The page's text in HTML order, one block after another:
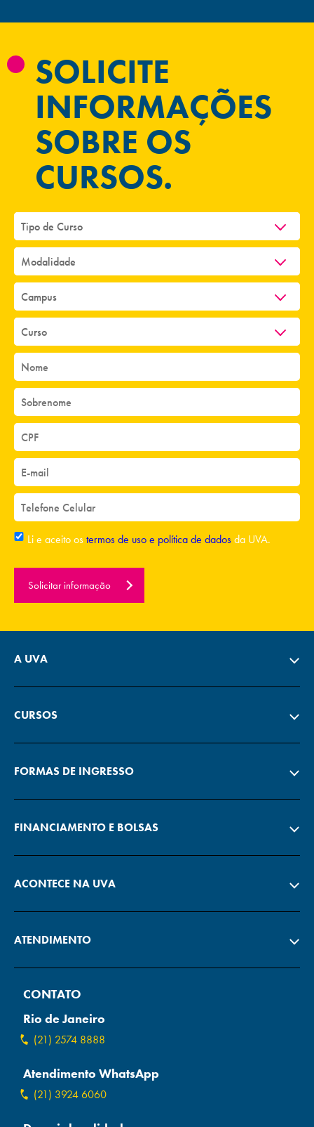
SOLICITE
INFORMAÇÕES
SOBRE OS
CURSOS.
Li e aceito ostermos de uso e política de dadosda UVA.
Solicitar informação
A UVA
CURSOS
FORMAS DE INGRESSO
FINANCIAMENTO E BOLSAS
ACONTECE NA UVA
ATENDIMENTO
CONTATO
Rio de Janeiro
(21) 2574 8888
Atendimento WhatsApp
(21) 3924 6060